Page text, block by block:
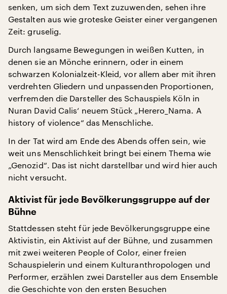
senken, um sich dem Text zuzuwenden, sehen ihre
Gestalten aus wie groteske Geister einer vergangenen
Zeit: gruselig.
Durch langsame Bewegungen in weißen Kutten, in
denen sie an Mönche erinnern, oder in einem
schwarzen Kolonialzeit-Kleid, vor allem aber mit ihren
verdrehten Gliedern und unpassenden Proportionen,
verfremden die Darsteller des Schauspiels Köln in
Nuran David Calis‘ neuem Stück „Herero_Nama. A
history of violence“ das Menschliche.
In der Tat wird am Ende des Abends offen sein, wie
weit uns Menschlichkeit bringt bei einem Thema wie
„Genozid“. Das ist nicht darstellbar und wird hier auch
nicht versucht.
Aktivist für jede Bevölkerungsgruppe auf der
Bühne
Stattdessen steht für jede Bevölkerungsgruppe eine
Aktivistin, ein Aktivist auf der Bühne, und zusammen
mit zwei weiteren People of Color, einer freien
Schauspielerin und einem Kulturanthropologen und
Performer, erzählen zwei Darsteller aus dem Ensemble
die Geschichte von den ersten Besuchen